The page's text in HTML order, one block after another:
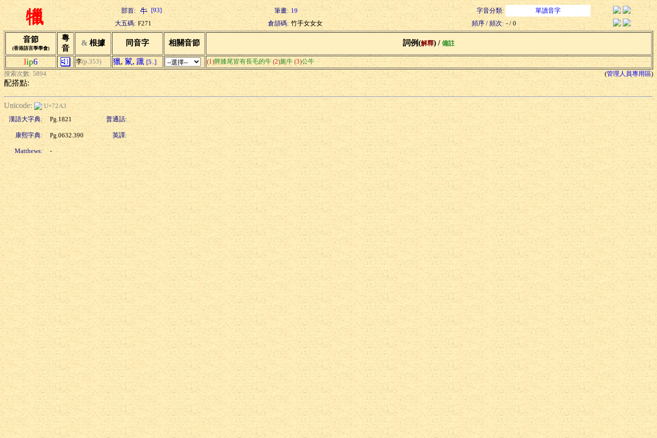
犣 部首: [93] 筆畫: 19 字音分類:
單讀音字
大五碼: F271 倉頡碼: 竹手女女女 頻序 / 頻次: - / 0
音節
(香港語言學學會)
粵
音
& 根據 同音字 相關音節 詞例(解釋) / 備註
lip6 李(p.353) 獵, 鬣, 躐 [5..] (1)髀膝尾皆有長毛的牛 (2)旄牛 (3)公牛
搜索次數: 5894
(管理人員專用區)
配搭點:
Unicode:
U+72A3
漢語大字典:
Pg.1821 普通話:
康熙字典: Pg.0632.390 英譯:
Matthews: -